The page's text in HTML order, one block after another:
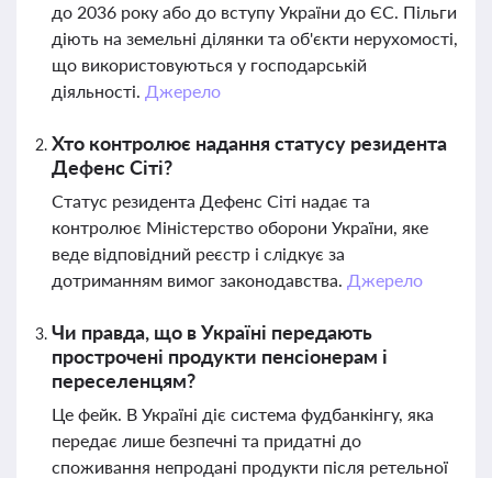
до 2036 року або до вступу України до ЄС. Пільги
діють на земельні ділянки та об'єкти нерухомості,
що використовуються у господарській
діяльності. Джерело
Хто контролює надання статусу резидента
Дефенс Сіті?
Статус резидента Дефенс Сіті надає та
контролює Міністерство оборони України, яке
веде відповідний реєстр і слідкує за
дотриманням вимог законодавства. Джерело
Чи правда, що в Україні передають
прострочені продукти пенсіонерам і
переселенцям?
Це фейк. В Україні діє система фудбанкінгу, яка
передає лише безпечні та придатні до
споживання непродані продукти після ретельної